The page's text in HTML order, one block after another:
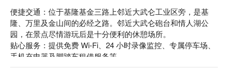
便捷交通：位于基隆基金三路上邻近大武仑工业区旁，是基
隆、万里及金山间的必经之路。邻近大武仑砲台和情人湖公
园，在景点尽情游玩后是十分便利的休憩场所。
贴心服务：提供免费 Wi-Fi、24 小时录像监控、专属停车场、
手机充电器及脚踏车租借服务等。
建筑特色：明亮的配色与蓝色的窗户形成对比，简单且舒适的